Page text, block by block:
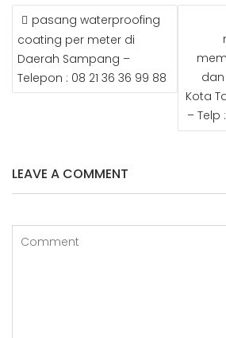
e
b
o
o
e
r
e
st
e
r
g
r
POST
NAVIGATION
pasang waterproofing
coating per meter di
Daerah Sampang –
Telepon : 08 21 36 36 99 88
Kota
– Telp
LEAVE A COMMENT